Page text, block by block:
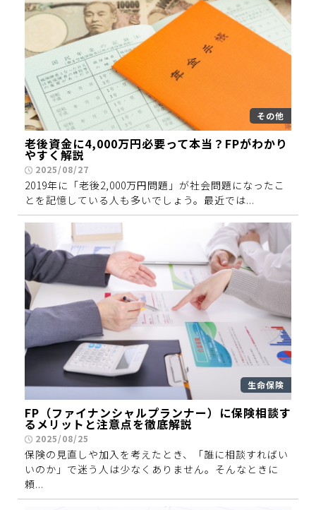
その他
老後資金に4,000万円必要って本当？FPがわかり
やすく解説
2025/08/27
2019年に「老後2,000万円問題」が社会問題になったこ
とを記憶している人も多いでしょう。最近では...
生命保険
FP（ファイナンシャルプランナー）に保険相談す
るメリットと注意点を徹底解説
2025/08/25
保険の見直しや加入を考えたとき、「誰に相談すればい
いのか」で迷う人は少なくありません。そんなときに
頼...